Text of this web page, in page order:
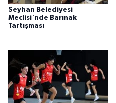
Seyhan Belediyesi
Meclisi'nde Barınak
Tartışması